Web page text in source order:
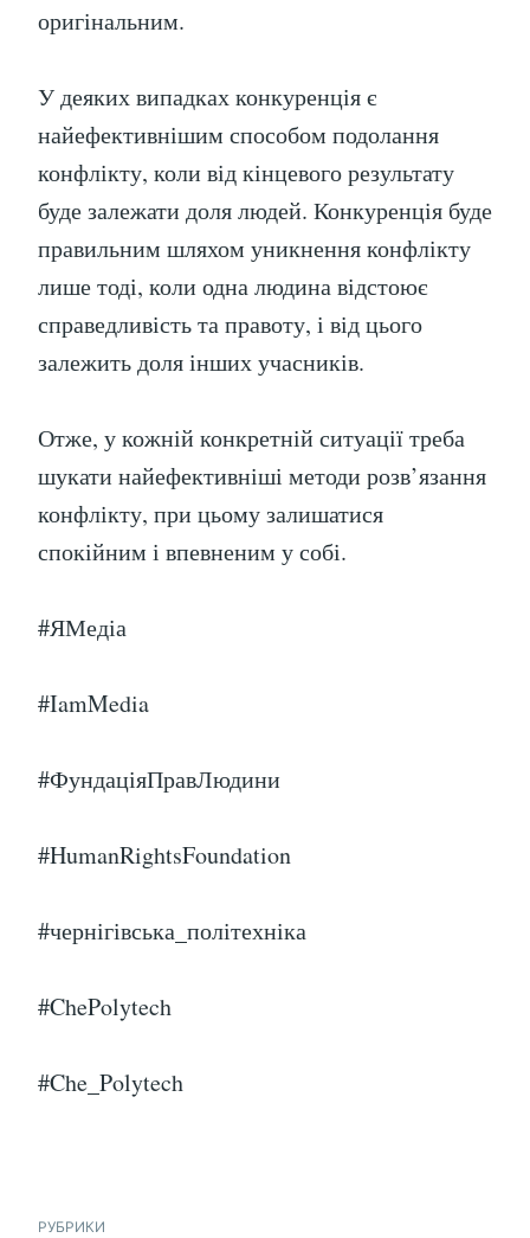
оригінальним.
У деяких випадках конкуренція є
найефективнішим способом подолання
конфлікту, коли від кінцевого результату
буде залежати доля людей. Конкуренція буде
правильним шляхом уникнення конфлікту
лише тоді, коли одна людина відстоює
справедливість та правоту, і від цього
залежить доля інших учасників.
Отже, у кожній конкретній ситуації треба
шукати найефективніші методи розв’язання
конфлікту, при цьому залишатися
спокійним і впевненим у собі.
#ЯМедіа
#IamMedia
#ФундаціяПравЛюдини
#HumanRightsFoundation
#чернігівська_політехніка
#ChePolytech
#Che_Polytech
РУБРИКИ